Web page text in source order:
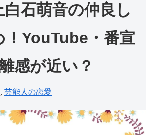
石萌音の仲良し
！YouTube・番宣
感が近い？
, 芸能人の恋愛